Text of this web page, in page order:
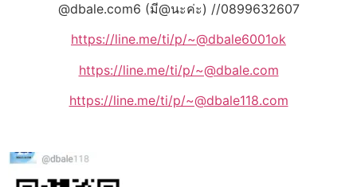
@dbale.com6 (มี@นะค่ะ) //0899632607
https://line.me/ti/p/~@dbale6001ok
https://line.me/ti/p/~@dbale.com
https://line.me/ti/p/~@dbale118.com